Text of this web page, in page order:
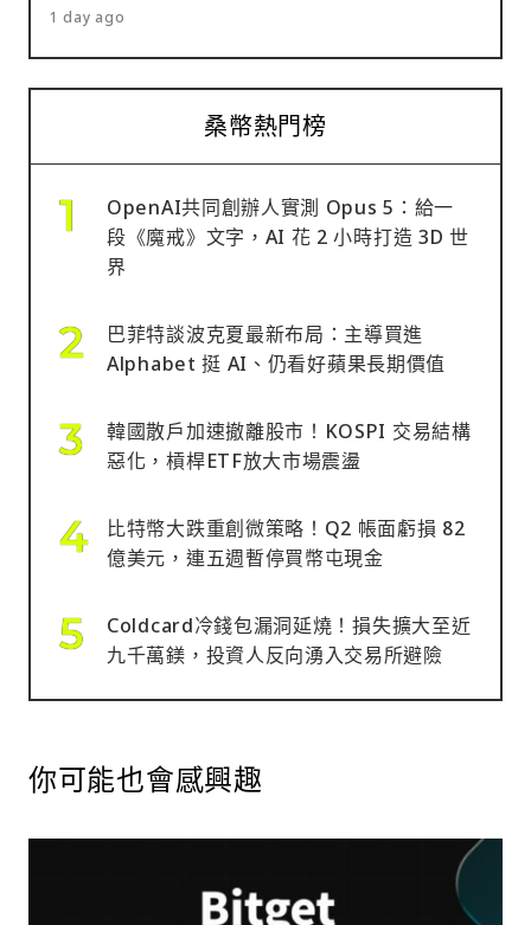
1 day ago
桑幣熱門榜
OpenAI共同創辦人實測 Opus 5：給一
段《魔戒》文字，AI 花 2 小時打造 3D 世
界
巴菲特談波克夏最新布局：主導買進
Alphabet 挺 AI、仍看好蘋果長期價值
韓國散戶加速撤離股市！KOSPI 交易結構
惡化，槓桿ETF放大市場震盪
比特幣大跌重創微策略！Q2 帳面虧損 82
億美元，連五週暫停買幣屯現金
Coldcard冷錢包漏洞延燒！損失擴大至近
九千萬鎂，投資人反向湧入交易所避險
你可能也會感興趣